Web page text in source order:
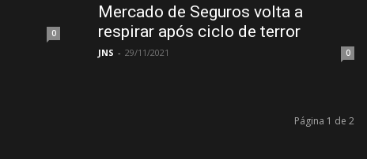
0
Mercado de Seguros volta a
respirar após ciclo de terror
JNS - 29/11/2021 0
Página 1 de 2